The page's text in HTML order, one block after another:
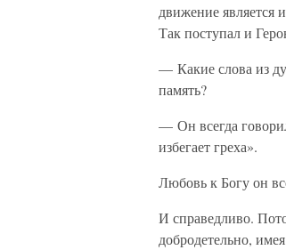
движение является
Так поступал и
— Какие слова из
память?
— Он всегда
избегает греха».
Любовь к Богу он
И справедливо.
добродетельно,